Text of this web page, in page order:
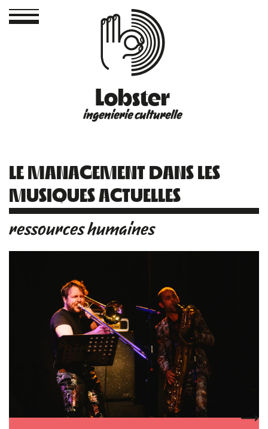
Lobster
ingenierie culturelle
LE MANAGEMENT DANS LES
MUSIQUES ACTUELLES
ressources humaines